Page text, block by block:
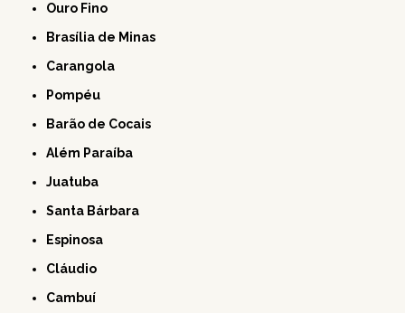
Ouro Fino
Brasília de Minas
Carangola
Pompéu
Barão de Cocais
Além Paraíba
Juatuba
Santa Bárbara
Espinosa
Cláudio
Cambuí